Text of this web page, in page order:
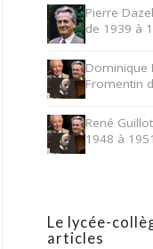
Pierre
de 1939 à
Dominique
Fromentin
René
1948 à 1951
Le lycée-
articles